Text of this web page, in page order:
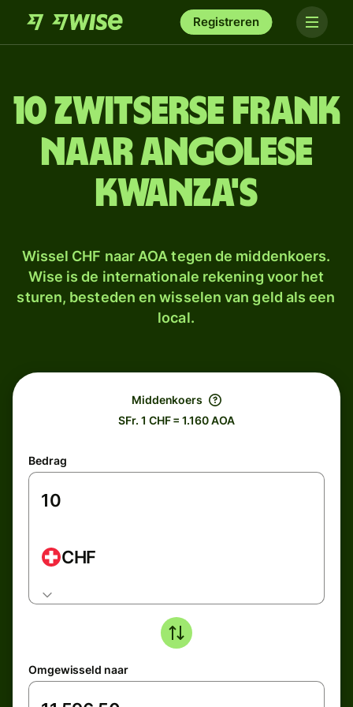
Registreren
10 Zwitserse frank
naar Angolese
kwanza's
Wissel CHF naar AOA tegen de middenkoers.
Wise is de internationale rekening voor het
sturen, besteden en wisselen van geld als een
local.
Middenkoers
SFr. 1 CHF = 1.160 AOA
Bedrag
CHF
Omgewisseld naar